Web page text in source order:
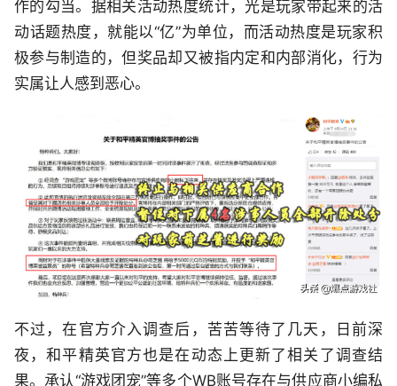
作的勾当。据相关活动热度统计，光是玩家带起来的活
动话题热度，就能以“亿”为单位，而活动热度是玩家积
极参与制造的，但奖品却又被指内定和内部消化，行为
实属让人感到恶心。
不过，在官方介入调查后，苦苦等待了几天，日前深
夜，和平精英官方也是在动态上更新了相关了调查结
果。承认“游戏团宠”等多个WB账号存在与供应商小编私